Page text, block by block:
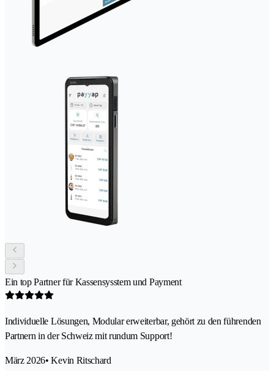
Ein top Partner für Kassensysstem und Payment
Individuelle Lösungen, Modular erweiterbar, gehört zu den führenden
Partnern in der Schweiz mit rundum Support!
März 2026• Kevin Ritschard